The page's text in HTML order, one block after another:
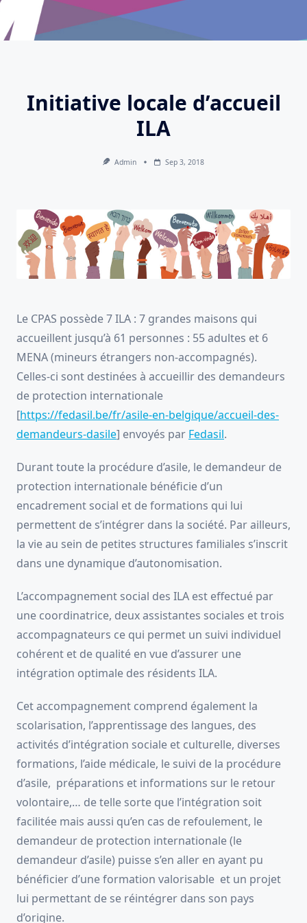
Initiative locale d’accueil
ILA
Admin Sep 3, 2018
Le CPAS possède 7 ILA : 7 grandes maisons qui
accueillent jusqu’à 61 personnes : 55 adultes et 6
MENA (mineurs étrangers non-accompagnés).
Celles-ci sont destinées à accueillir des demandeurs
de protection internationale
[https://fedasil.be/fr/asile-en-belgique/accueil-des-
demandeurs-dasile] envoyés par Fedasil.
Durant toute la procédure d’asile, le demandeur de
protection internationale bénéficie d’un
encadrement social et de formations qui lui
permettent de s’intégrer dans la société. Par ailleurs,
la vie au sein de petites structures familiales s’inscrit
dans une dynamique d’autonomisation.
L’accompagnement social des ILA est effectué par
une coordinatrice, deux assistantes sociales et trois
accompagnateurs ce qui permet un suivi individuel
cohérent et de qualité en vue d’assurer une
intégration optimale des résidents ILA.
Cet accompagnement comprend également la
scolarisation, l’apprentissage des langues, des
activités d’intégration sociale et culturelle, diverses
formations, l’aide médicale, le suivi de la procédure
d’asile, préparations et informations sur le retour
volontaire,… de telle sorte que l’intégration soit
facilitée mais aussi qu’en cas de refoulement, le
demandeur de protection internationale (le
demandeur d’asile) puisse s’en aller en ayant pu
bénéficier d’une formation valorisable et un projet
lui permettant de se réintégrer dans son pays
d’origine.